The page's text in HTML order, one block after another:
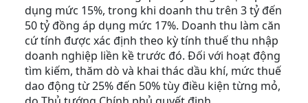
dụng mức 15%, trong khi doanh thu trên 3 tỷ đến
50 tỷ đồng áp dụng mức 17%. Doanh thu làm căn
cứ tính được xác định theo kỳ tính thuế thu nhập
doanh nghiệp liền kề trước đó. Đối với hoạt động
tìm kiếm, thăm dò và khai thác dầu khí, mức thuế
dao động từ 25% đến 50% tùy điều kiện từng mỏ,